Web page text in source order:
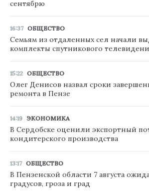
сентябрю
16:37 ОБЩЕСТВО
Семьям из отдаленных сел начали
комплекты спутникового
15:22 ОБЩЕСТВО
Олег Денисов назвал сроки
ремонта в Пензе
14:19 ЭКОНОМИКА
В Сердобске оценили экспортный
кондитерского производства
13:17 ОБЩЕСТВО
В Пензенской области 7 августа
градусов, гроза и град